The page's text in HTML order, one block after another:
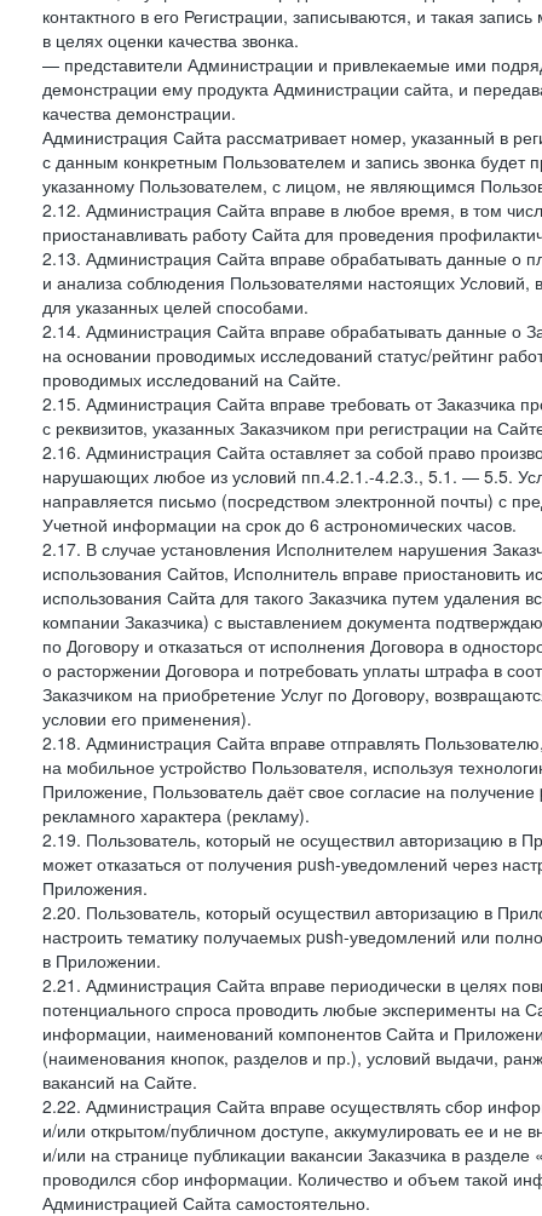
контактного в его Регистрации, записываются, и такая
в целях оценки качества звонка.
— представители Администрации и привлекаемые ими
демонстрации ему продукта Администрации сайта, и
качества демонстрации.
Администрация Сайта рассматривает номер, указанный в
с данным конкретным Пользователем и запись звонка будет
указанному Пользователем, с лицом, не являющимся
2.12. Администрация Сайта вправе в любое время, в том
приостанавливать работу Сайта для проведения
2.13. Администрация Сайта вправе обрабатывать данные о
и анализа соблюдения Пользователями настоящих
для указанных целей способами.
2.14. Администрация Сайта вправе обрабатывать данные о
на основании проводимых исследований статус/рейтинг
проводимых исследований на Сайте.
2.15. Администрация Сайта вправе требовать от Заказчика
с реквизитов, указанных Заказчиком при регистрации на
2.16. Администрация Сайта оставляет за собой право
нарушающих любое из условий пп.4.2.1.-4.2.3., 5.1. — 5.5.
направляется письмо (посредством электронной почты) с
Учетной информации на срок до 6 астрономических часов.
2.17. В случае установления Исполнителем нарушения
использования Сайтов, Исполнитель вправе приостановить
использования Сайта для такого Заказчика путем
компании Заказчика) с выставлением документа
по Договору и отказаться от исполнения Договора в
о расторжении Договора и потребовать уплаты штрафа в
Заказчиком на приобретение Услуг по Договору,
условии его применения).
2.18. Администрация Сайта вправе отправлять
на мобильное устройство Пользователя, используя
Приложение, Пользователь даёт свое согласие на
рекламного характера (рекламу).
2.19. Пользователь, который не осуществил авторизацию в
может отказаться от получения push-уведомлений через
Приложения.
2.20. Пользователь, который осуществил авторизацию в
настроить тематику получаемых push-уведомлений или
в Приложении.
2.21. Администрация Сайта вправе периодически в целях
потенциального спроса проводить любые эксперименты на
информации, наименований компонентов Сайта и
(наименования кнопок, разделов и пр.), условий выдачи,
вакансий на Сайте.
2.22. Администрация Сайта вправе осуществлять сбор
и/или открытом/публичном доступе, аккумулировать ее и не
и/или на странице публикации вакансии Заказчика в
проводился сбор информации. Количество и объем такой
Администрацией Сайта самостоятельно.